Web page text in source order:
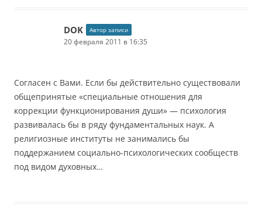
DOK Автор записи
20 февраля 2011 в 16:35
Согласен с Вами. Если бы действительно существовали
общепринятые «специальные отношения для
коррекции функционирования души» — психология
развивалась бы в ряду фундаментальных наук. А
религиозные институты не занимались бы
поддержанием социально-психологических сообществ
под видом духовных…